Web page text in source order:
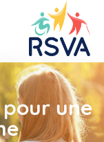
pour une